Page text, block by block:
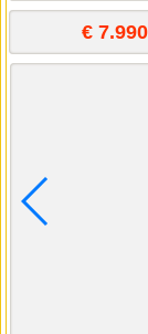
€ 7.990